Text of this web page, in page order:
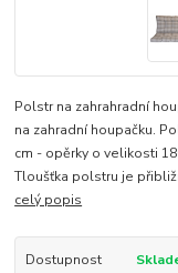
Polstr na zahrahradní
na zahradní houpačku.
cm - opěrky o velikosti
Tloušťka polstru je
celý popis
Dostupnost